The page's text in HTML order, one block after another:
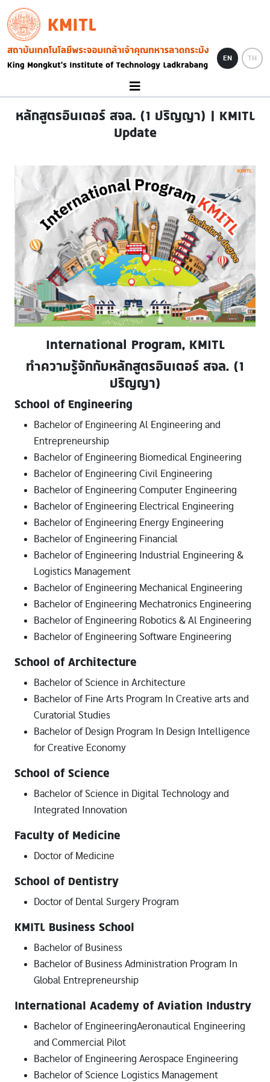
Skip to main content
KMITL
Image
EN TH
หลักสูตรอินเตอร์ สจล. (1 ปริญญา) | KMITL
Update
International Program, KMITL
ทำความรู้จักกับหลักสูตรอินเตอร์ สจล. (1
ปริญญา)
School of Engineering
Bachelor of Engineering Al Engineering and
Entrepreneurship
Bachelor of Engineering Biomedical Engineering
Bachelor of Engineering Civil Engineering
Bachelor of Engineering Computer Engineering
Bachelor of Engineering Electrical Engineering
Bachelor of Engineering Energy Engineering
Bachelor of Engineering Financial
Bachelor of Engineering Industrial Engineering &
Logistics Management
Bachelor of Engineering Mechanical Engineering
Bachelor of Engineering Mechatronics Engineering
Bachelor of Engineering Robotics & Al Engineering
Bachelor of Engineering Software Engineering
School of Architecture
Bachelor of Science in Architecture
Bachelor of Fine Arts Program In Creative arts and
Curatorial Studies
Bachelor of Design Program In Design Intelligence
for Creative Economy
School of Science
Bachelor of Science in Digital Technology and
Integrated Innovation
Faculty of Medicine
Doctor of Medicine
School of Dentistry
Doctor of Dental Surgery Program
KMITL Business School
Bachelor of Business
Bachelor of Business Administration Program In
Global Entrepreneurship
International Academy of Aviation Industry
Bachelor of EngineeringAeronautical Engineering
and Commercial Pilot
Bachelor of Engineering Aerospace Engineering
Bachelor of Science Logistics Management